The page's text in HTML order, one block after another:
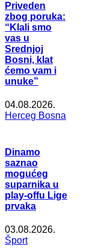
Priveden
zbog poruka:
“Klali smo
vas u
Srednjoj
Bosni, klat
ćemo vam i
unuke”
04.08.2026.
Herceg Bosna
Dinamo
saznao
mogućeg
suparnika u
play-offu Lige
prvaka
03.08.2026.
Šport